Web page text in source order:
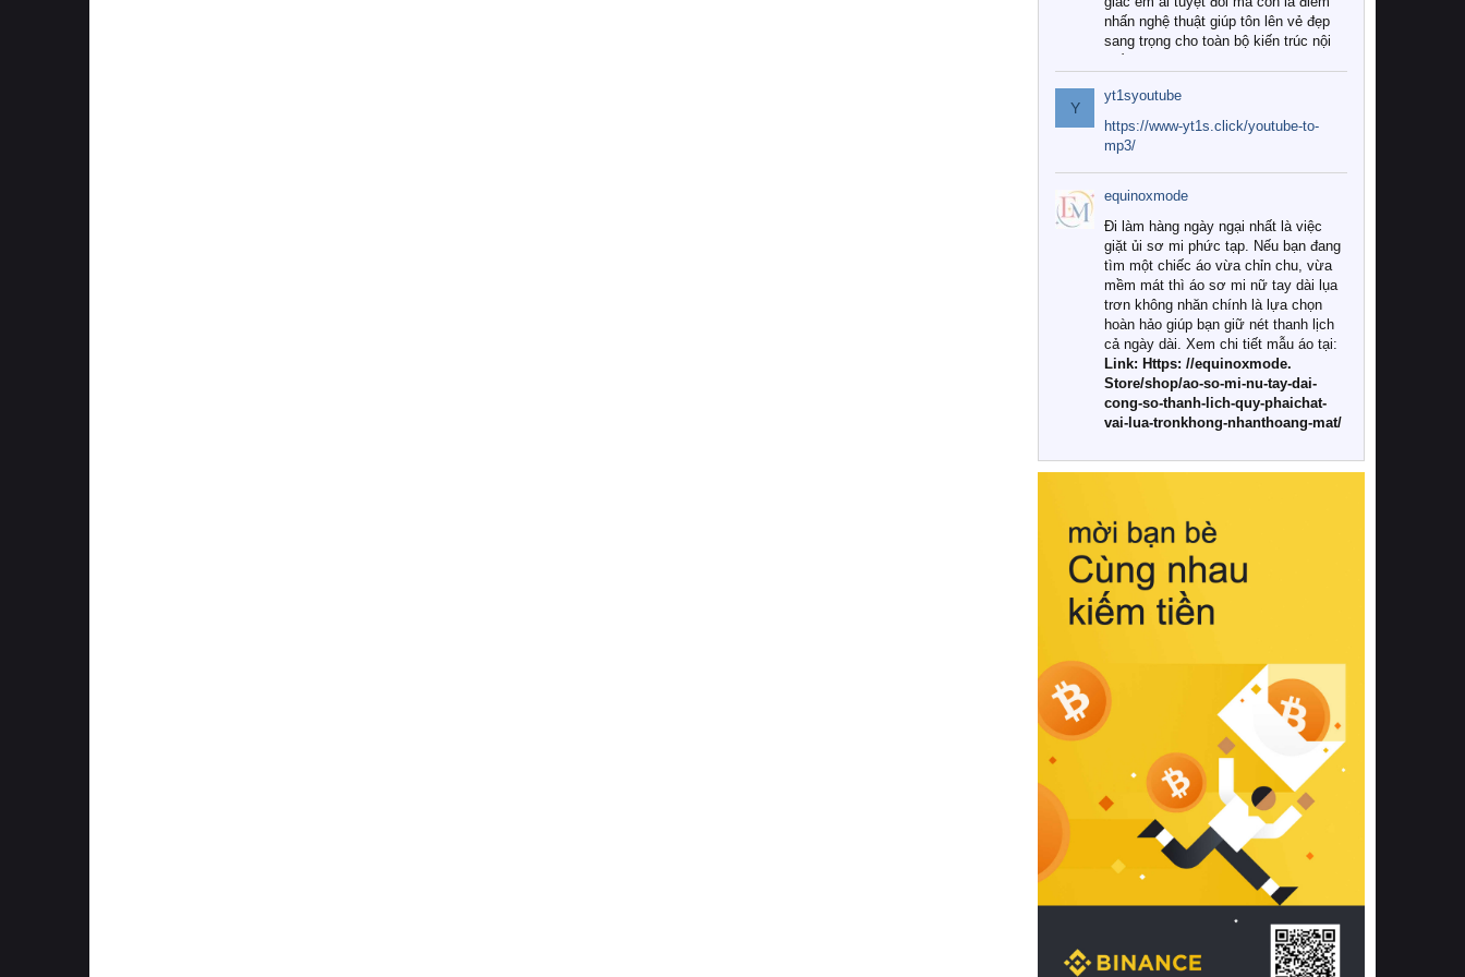
nhấn nghệ thuật giúp tôn lên vẻ đẹp
sang trọng cho toàn bộ kiến trúc nội
Tuy nhiên, giữa thị trường đa dạng
với vô vàn thương hiệu và mẫu mã
như hiện nay, làm thế nào để chọn
được những bộ chăn ga gối đệm cao
cấp thực sự chất lượng, phù hợp với
khí hậu và nhu cầu sử dụng của gia
đình? Hãy cùng chúng tôi đi tìm lời
giải đáp chi tiết qua bài viết dưới đây.
1. Tại sao các gia đình hiện đại lại ưa
chuộng chăn ga gối đệm cao cấp?
Khác với các dòng sản phẩm thông
thường, những bộ chăn ga gối đệm
cao cấp trải qua quy trình sản xuất
nghiêm ngặt từ khâu chọn lọc nguyên
liệu tự nhiên đến công nghệ dệt
nhuộm hiện đại không chứa hóa chất
này, bạn sẽ cảm nhận rõ rệt sự khác
hồi chuẩn xác của phần đệm nâng đỡ
cột sống.
Bên cạnh đó, việc lựa chọn các dòng
sản phẩm đạt chuẩn chất lượng quốc
tế còn giúp ngăn ngừa tình trạng kích
khuẩn và nấm mốc trong điều kiện
thời tiết nóng ẩm. Bạn có thể tìm hiểu
thêm các nghiên cứu khoa học về tác
động của giấc ngủ và môi trường
phòng ngủ đối với sức khỏe con
người tại Sleep Foundation (External
Link) để có cái nhìn toàn diện hơn.
2. Các tiêu chí vàng khi lựa chọn
chăn ga gối đệm cao cấp cho phòng
ngủ
Để sở hữu một bộ chăn ga gối đệm
cao cấp hoàn hảo cả về thẩm mỹ lẫn
công năng, người tiêu dùng cần cân
nhắc kỹ lưỡng các tiêu chí quan trọng
Y
yt1syoutube
https://www-yt1s.click/youtube-to-
mp3/
equinoxmode
Đi làm hàng ngày ngại nhất là việc
giặt ủi sơ mi phức tạp. Nếu bạn đang
tìm một chiếc áo vừa chỉn chu, vừa
mềm mát thì áo sơ mi nữ tay dài lụa
trơn không nhăn chính là lựa chọn
hoàn hảo giúp bạn giữ nét thanh lịch
cả ngày dài. Xem chi tiết mẫu áo tại:
Link: Https: //equinoxmode.
Store/shop/ao-so-mi-nu-tay-dai-
cong-so-thanh-lich-quy-phaichat-
vai-lua-tronkhong-nhanthoang-mat/